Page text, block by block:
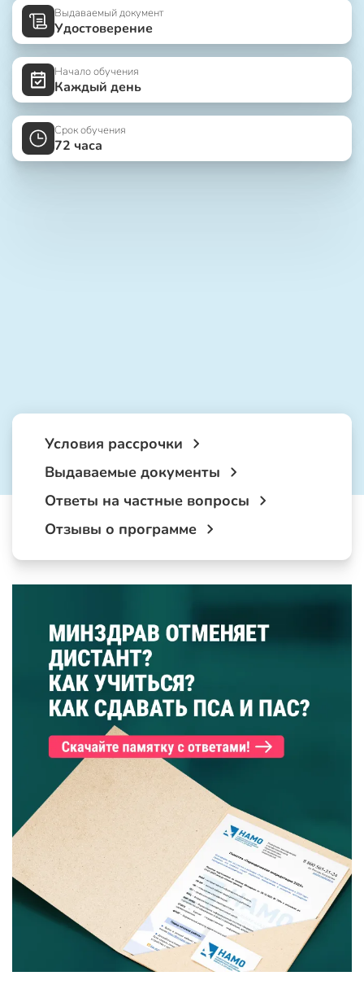
Выдаваемый документ
Удостоверение
Начало обучения
Каждый день
Срок обучения
72 часа
Условия рассрочки
Выдаваемые документы
Ответы на частные вопросы
Отзывы о программе